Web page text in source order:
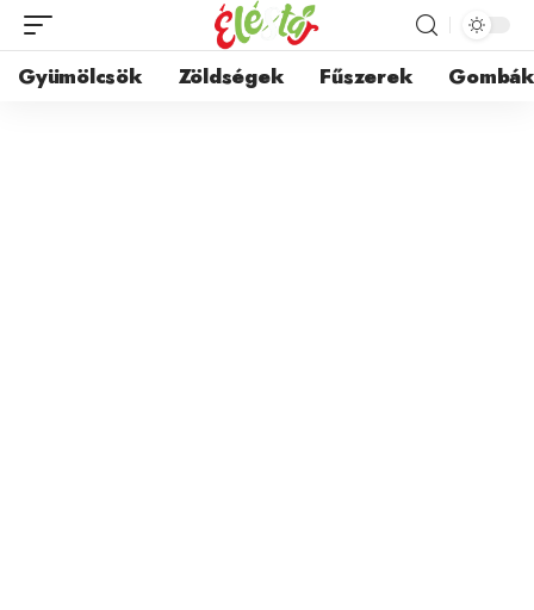
Gyümölcsök Zöldségek Fűszerek Gombák